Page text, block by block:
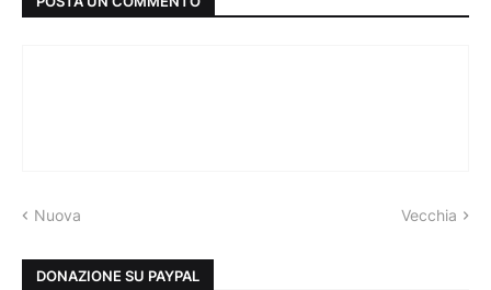
Nuova Vecchia
DONAZIONE SU PAYPAL